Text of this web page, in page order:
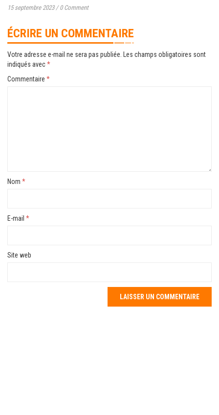
15 septembre 2023 / 0 Comment
ÉCRIRE UN COMMENTAIRE
Votre adresse e-mail ne sera pas publiée.
Les champs obligatoires sont
indiqués avec*
Commentaire *
Nom *
E-mail *
Site web